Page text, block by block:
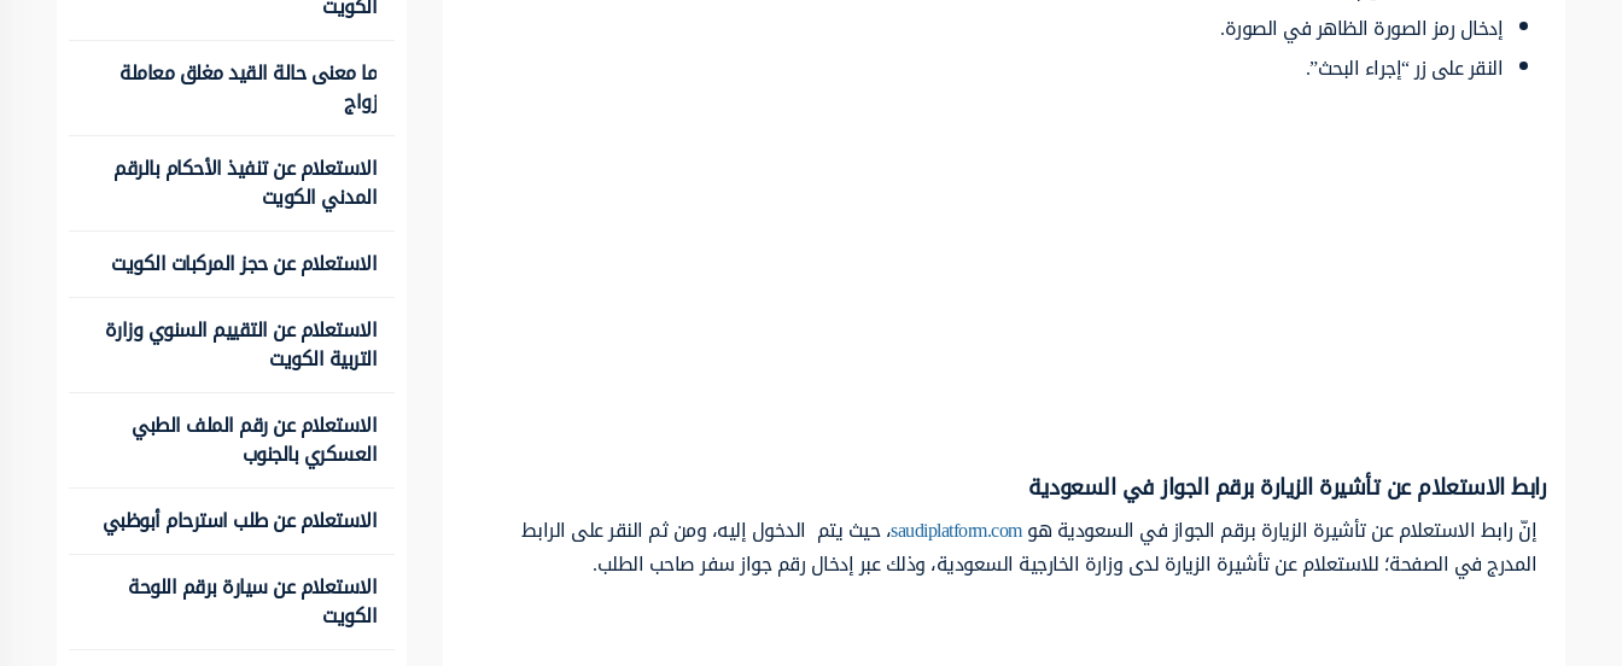
إدخال رمز الصورة الظاهر في الصورة.
النقر على زر “إجراء البحث”.
رابط الاستعلام عن تأشيرة الزيارة برقم الجواز في السعودية
إنّ رابط الاستعلام عن تأشيرة الزيارة برقم الجواز في السعودية هوsaudiplatform.com، حيث يتم الدخول إليه، ومن ثم النقر على الرابط
المدرج في الصفحة؛ للاستعلام عن تأشيرة الزيارة لدى وزارة الخارجية السعودية، وذلك عبر إدخال رقم جواز سفر صاحب الطلب.
ما معنى حالة القيد مغلق معاملة
زواج
الاستعلام عن تنفيذ الأحكام بالرقم
المدني الكويت
الاستعلام عن حجز المركبات الكويت
الاستعلام عن التقييم السنوي وزارة
التربية الكويت
الاستعلام عن رقم الملف الطبي
العسكري بالجنوب
الاستعلام عن طلب استرحام أبوظبي
الاستعلام عن سيارة برقم اللوحة
الكويت